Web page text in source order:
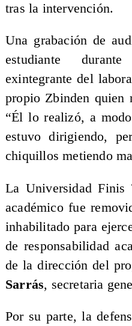
tras la intervención.
Una grabación de
estudiante
exintegrante del
propio Zbinden quien
“Él lo realizó, a
estuvo dirigiendo,
chiquillos metiendo
La Universidad Finis
académico fue
inhabilitado para
de responsabilidad
de la dirección del
Sarrás, secretaria
Por su parte, la